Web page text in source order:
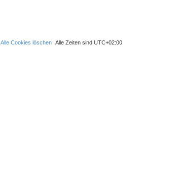
Alle Zeiten sind UTC+02:00
Alle Cookies löschen